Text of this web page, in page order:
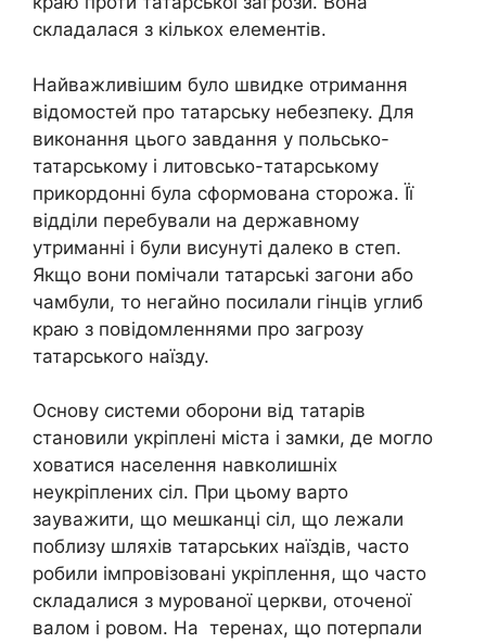
складалася з кількох елементів.
Найважливішим було швидке отримання
відомостей про татарську небезпеку. Для
виконання цього завдання у польсько-
татарському і литовсько-татарському
прикордонні була сформована сторожа. Її
відділи перебували на державному
утриманні і були висунуті далеко в степ.
Якщо вони помічали татарські загони або
чамбули, то негайно посилали гінців углиб
краю з повідомленнями про загрозу
татарського наїзду.
Основу системи оборони від татарів
становили укріплені міста і замки, де могло
ховатися населення навколишніх
неукріплених сіл. При цьому варто
зауважити, що мешканці сіл, що лежали
поблизу шляхів татарських наїздів, часто
робили імпровізовані укріплення, що часто
складалися з мурованої церкви, оточеної
валом і ровом. На теренах, що потерпали